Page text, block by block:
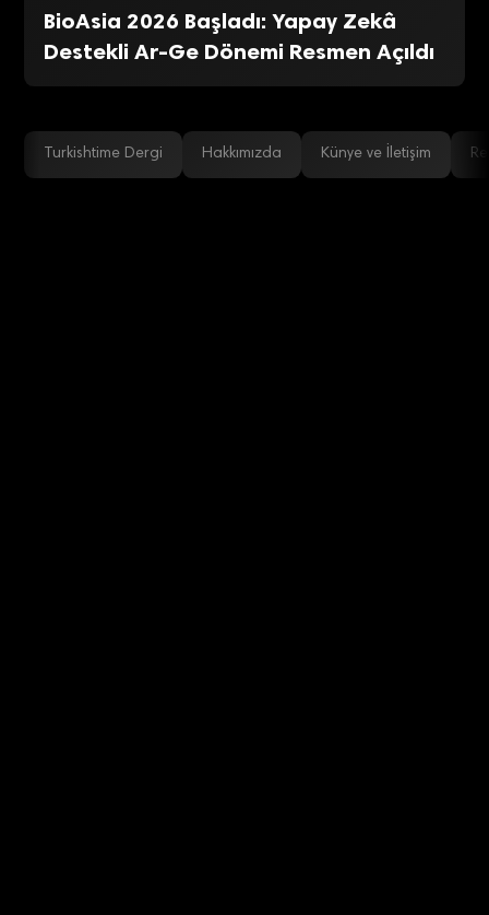
BioAsia 2026 Başladı: Yapay Zekâ
Destekli Ar-Ge Dönemi Resmen Açıldı
Turkishtime Dergi Hakkımızda Künye ve İletişim